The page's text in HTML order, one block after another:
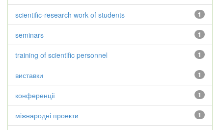
1
scientific-research work of students
1
seminars
1
training of scientific personnel
1
виставки
1
конференції
1
міжнародні проекти